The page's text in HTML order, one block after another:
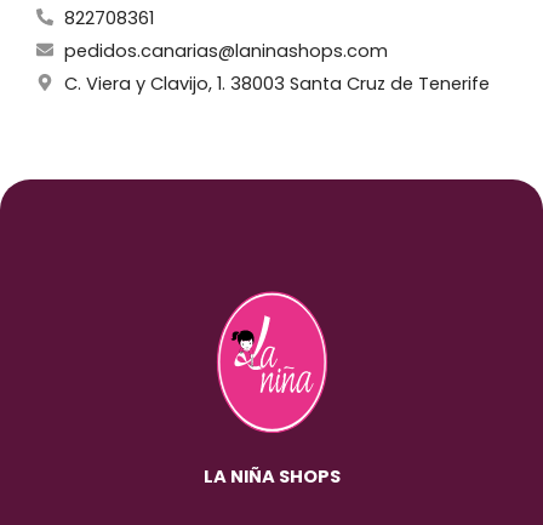
822708361
pedidos.canarias@laninashops.com
C. Viera y Clavijo, 1. 38003 Santa Cruz de Tenerife
LA NIÑA SHOPS